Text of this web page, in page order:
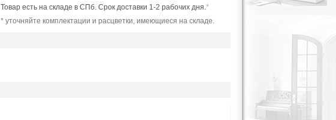
Товар есть на складе в СПб. Срок доставки 1-2 рабочих дня.*
* уточняйте комплектации и расцветки, имеющиеся на складе.